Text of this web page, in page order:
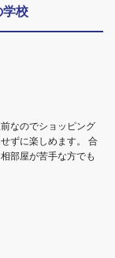
学校
なのでショッピング
ずに楽しめます。 合
部屋が苦手な方でも